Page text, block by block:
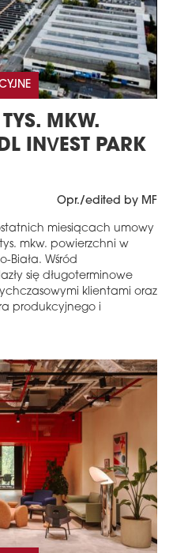
MKW.
INVEST PARK
Opr./edited by MF
miesiącach umowy
mkw. powierzchni w
Biała. Wśród
się długoterminowe
klientami oraz
produkcyjnego i